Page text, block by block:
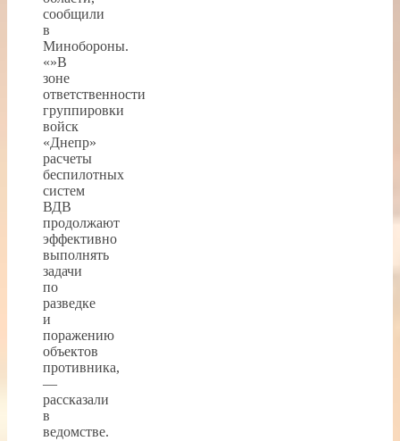
сообщили
в
Минобороны.
«»В
зоне
ответственности
группировки
войск
«Днепр»
расчеты
беспилотных
систем
ВДВ
продолжают
эффективно
выполнять
задачи
по
разведке
и
поражению
объектов
противника,
—
рассказали
в
ведомстве.